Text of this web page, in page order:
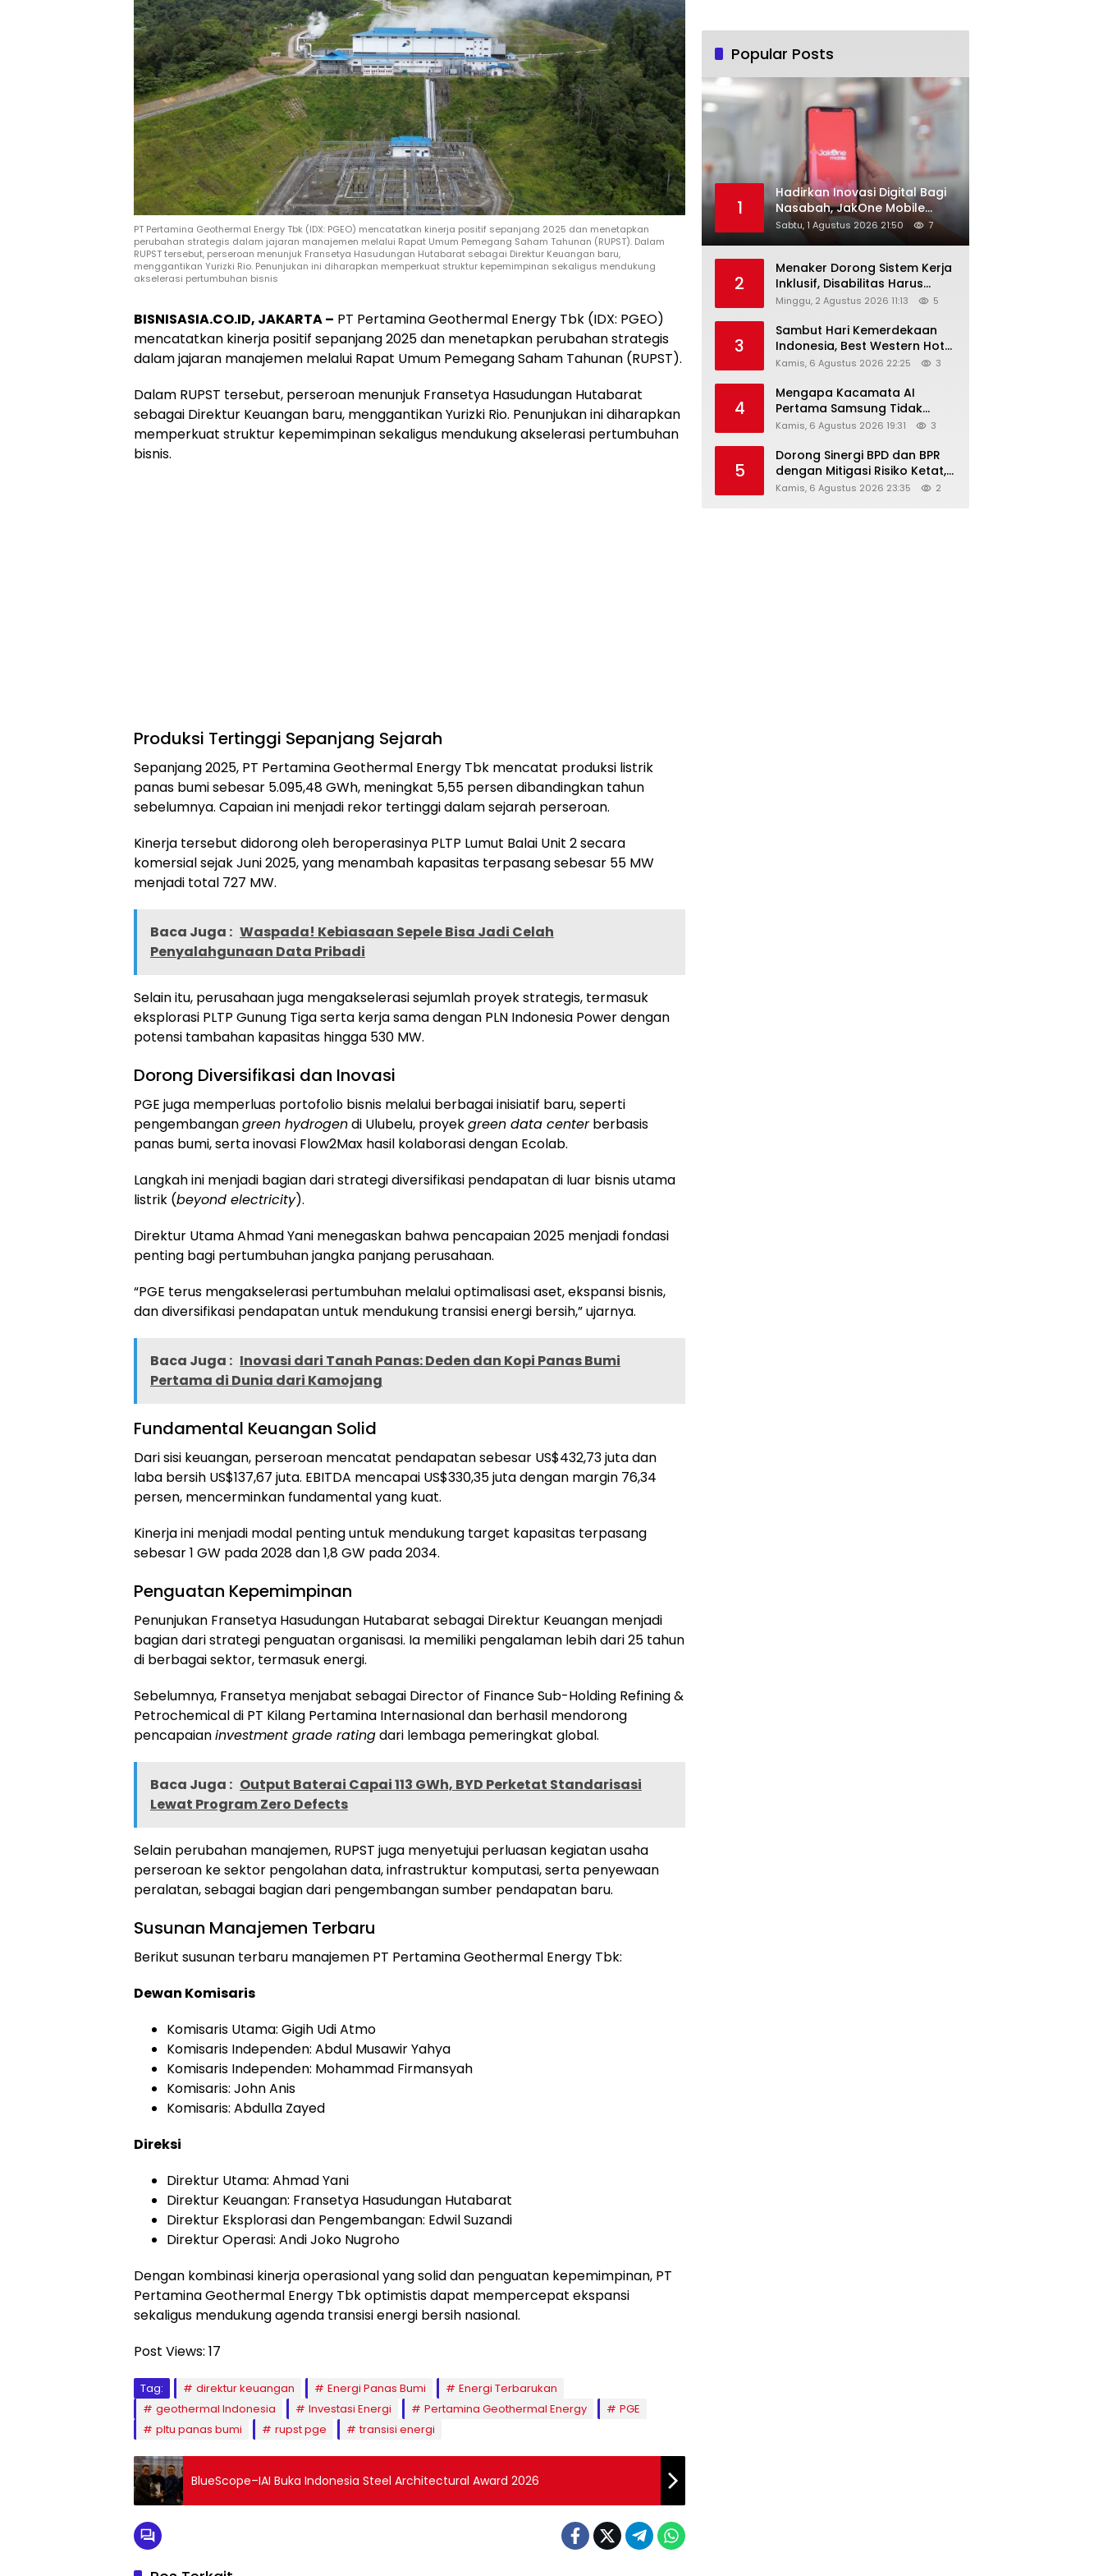
PT Pertamina Geothermal Energy Tbk (IDX: PGEO) mencatatkan kinerja positif sepanjang 2025 dan menetapkan
perubahan strategis dalam jajaran manajemen melalui Rapat Umum Pemegang Saham Tahunan (RUPST). Dalam
RUPST tersebut, perseroan menunjuk Fransetya Hasudungan Hutabarat sebagai Direktur Keuangan baru,
menggantikan Yurizki Rio. Penunjukan ini diharapkan memperkuat struktur kepemimpinan sekaligus mendukung
akselerasi pertumbuhan bisnis
BISNISASIA.CO.ID, JAKARTA – PT Pertamina Geothermal Energy Tbk (IDX: PGEO)
mencatatkan kinerja positif sepanjang 2025 dan menetapkan perubahan strategis
dalam jajaran manajemen melalui Rapat Umum Pemegang Saham Tahunan (RUPST).
Dalam RUPST tersebut, perseroan menunjuk Fransetya Hasudungan Hutabarat
sebagai Direktur Keuangan baru, menggantikan Yurizki Rio. Penunjukan ini diharapkan
memperkuat struktur kepemimpinan sekaligus mendukung akselerasi pertumbuhan
bisnis.
Produksi Tertinggi Sepanjang Sejarah
Sepanjang 2025, PT Pertamina Geothermal Energy Tbk mencatat produksi listrik
panas bumi sebesar 5.095,48 GWh, meningkat 5,55 persen dibandingkan tahun
sebelumnya. Capaian ini menjadi rekor tertinggi dalam sejarah perseroan.
Kinerja tersebut didorong oleh beroperasinya PLTP Lumut Balai Unit 2 secara
komersial sejak Juni 2025, yang menambah kapasitas terpasang sebesar 55 MW
menjadi total 727 MW.
Baca Juga : Waspada! Kebiasaan Sepele Bisa Jadi Celah
Penyalahgunaan Data Pribadi
Selain itu, perusahaan juga mengakselerasi sejumlah proyek strategis, termasuk
eksplorasi PLTP Gunung Tiga serta kerja sama dengan PLN Indonesia Power dengan
potensi tambahan kapasitas hingga 530 MW.
Dorong Diversifikasi dan Inovasi
PGE juga memperluas portofolio bisnis melalui berbagai inisiatif baru, seperti
pengembangangreen hydrogendi Ulubelu, proyekgreen data centerberbasis
panas bumi, serta inovasi Flow2Max hasil kolaborasi dengan Ecolab.
Langkah ini menjadi bagian dari strategi diversifikasi pendapatan di luar bisnis utama
listrik (beyond electricity).
Direktur Utama Ahmad Yani menegaskan bahwa pencapaian 2025 menjadi fondasi
penting bagi pertumbuhan jangka panjang perusahaan.
“PGE terus mengakselerasi pertumbuhan melalui optimalisasi aset, ekspansi bisnis,
dan diversifikasi pendapatan untuk mendukung transisi energi bersih,” ujarnya.
Baca Juga : Inovasi dari Tanah Panas: Deden dan Kopi Panas Bumi
Pertama di Dunia dari Kamojang
Fundamental Keuangan Solid
Dari sisi keuangan, perseroan mencatat pendapatan sebesar US$432,73 juta dan
laba bersih US$137,67 juta. EBITDA mencapai US$330,35 juta dengan margin 76,34
persen, mencerminkan fundamental yang kuat.
Kinerja ini menjadi modal penting untuk mendukung target kapasitas terpasang
sebesar 1 GW pada 2028 dan 1,8 GW pada 2034.
Penguatan Kepemimpinan
Penunjukan Fransetya Hasudungan Hutabarat sebagai Direktur Keuangan menjadi
bagian dari strategi penguatan organisasi. Ia memiliki pengalaman lebih dari 25 tahun
di berbagai sektor, termasuk energi.
Sebelumnya, Fransetya menjabat sebagai Director of Finance Sub-Holding Refining &
Petrochemical di PT Kilang Pertamina Internasional dan berhasil mendorong
pencapaianinvestment grade ratingdari lembaga pemeringkat global.
Baca Juga : Output Baterai Capai 113 GWh, BYD Perketat Standarisasi
Lewat Program Zero Defects
Selain perubahan manajemen, RUPST juga menyetujui perluasan kegiatan usaha
perseroan ke sektor pengolahan data, infrastruktur komputasi, serta penyewaan
peralatan, sebagai bagian dari pengembangan sumber pendapatan baru.
Susunan Manajemen Terbaru
Berikut susunan terbaru manajemen PT Pertamina Geothermal Energy Tbk:
Dewan Komisaris
Komisaris Utama: Gigih Udi Atmo
Komisaris Independen: Abdul Musawir Yahya
Komisaris Independen: Mohammad Firmansyah
Komisaris: John Anis
Komisaris: Abdulla Zayed
Direksi
Direktur Utama: Ahmad Yani
Direktur Keuangan: Fransetya Hasudungan Hutabarat
Direktur Eksplorasi dan Pengembangan: Edwil Suzandi
Direktur Operasi: Andi Joko Nugroho
Dengan kombinasi kinerja operasional yang solid dan penguatan kepemimpinan, PT
Pertamina Geothermal Energy Tbk optimistis dapat mempercepat ekspansi
sekaligus mendukung agenda transisi energi bersih nasional.
Post Views: 17
Tag: direktur keuangan Energi Panas Bumi
Energi Terbarukan
geothermal Indonesia
Investasi Energi Pertamina Geothermal Energy
PGE
pltu panas bumi
rupst pge transisi energi
BlueScope–IAI Buka Indonesia Steel Architectural Award 2026
Popular Posts
1
Hadirkan Inovasi Digital Bagi
Nasabah, JakOne Mobile
Antar Bank Jakarta Sukses
Raih Digital Excellence
Sabtu, 1 Agustus 2026 21:50 7
2
Menaker Dorong Sistem Kerja
Inklusif, Disabilitas Harus
Dapat Kesempatan Setara
Minggu, 2 Agustus 2026 11:13 5
3
Sambut Hari Kemerdekaan
Indonesia, Best Western Hotel
Hadirkan The Freedom Stay
Kamis, 6 Agustus 2026 22:25 3
4
Mengapa Kacamata AI
Pertama Samsung Tidak
Dibekali Layar?
Kamis, 6 Agustus 2026 19:31 3
5
Dorong Sinergi BPD dan BPR
dengan Mitigasi Risiko Ketat,
Ini Penjelasan Ketum
Kamis, 6 Agustus 2026 23:35 2